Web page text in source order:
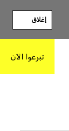
إغلاق
تبرعوا الآن